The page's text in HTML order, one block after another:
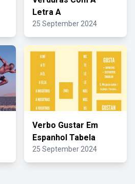
Letra A
25 September 2024
Verbo Gustar Em
Espanhol Tabela
25 September 2024